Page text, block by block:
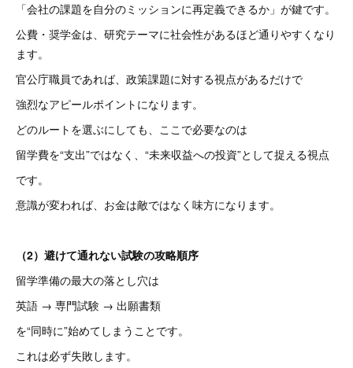
「会社の課題を自分のミッションに再定義できるか」が鍵です。
公費・奨学金は、研究テーマに社会性があるほど通りやすくなり
ます。
官公庁職員であれば、政策課題に対する視点があるだけで
強烈なアピールポイントになります。
どのルートを選ぶにしても、ここで必要なのは
留学費を“支出”ではなく、“未来収益への投資”として捉える視点
です。
意識が変われば、お金は敵ではなく味方になります。
（2）避けて通れない試験の攻略順序
留学準備の最大の落とし穴は
英語 → 専門試験 → 出願書類
を“同時に”始めてしまうことです。
これは必ず失敗します。